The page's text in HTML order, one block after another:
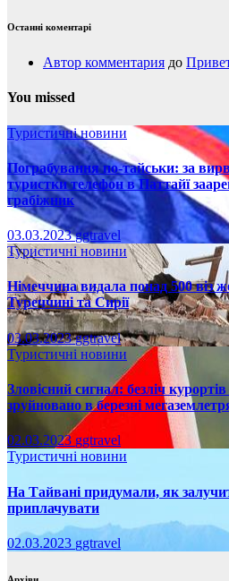
Останні коментарі
Автор комментария до
You missed
Туристичні новини
Пограбування по-тайськи: за
туристки телефон в Паттайї
грабіжник
03.03.2023ggtravel
Туристичні новини
Німеччина видала понад 500 віз
Туреччині та Сирії
03.03.2023ggtravel
Туристичні новини
Зловісний сигнал: безліч
зруйновано в березні
02.03.2023 ggtravel
Туристичні новини
На Тайвані придумали, як
приплачувати
02.03.2023 ggtravel